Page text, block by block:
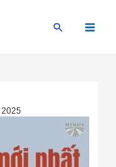
Search
Menu